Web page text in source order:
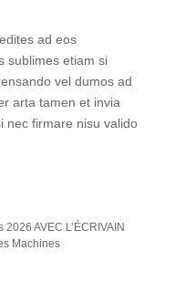
ad eos
sublimes etiam si
vel dumos ad
arta tamen et invia
nec firmare nisu valido
AVEC L’ÉCRIVAIN
Machines